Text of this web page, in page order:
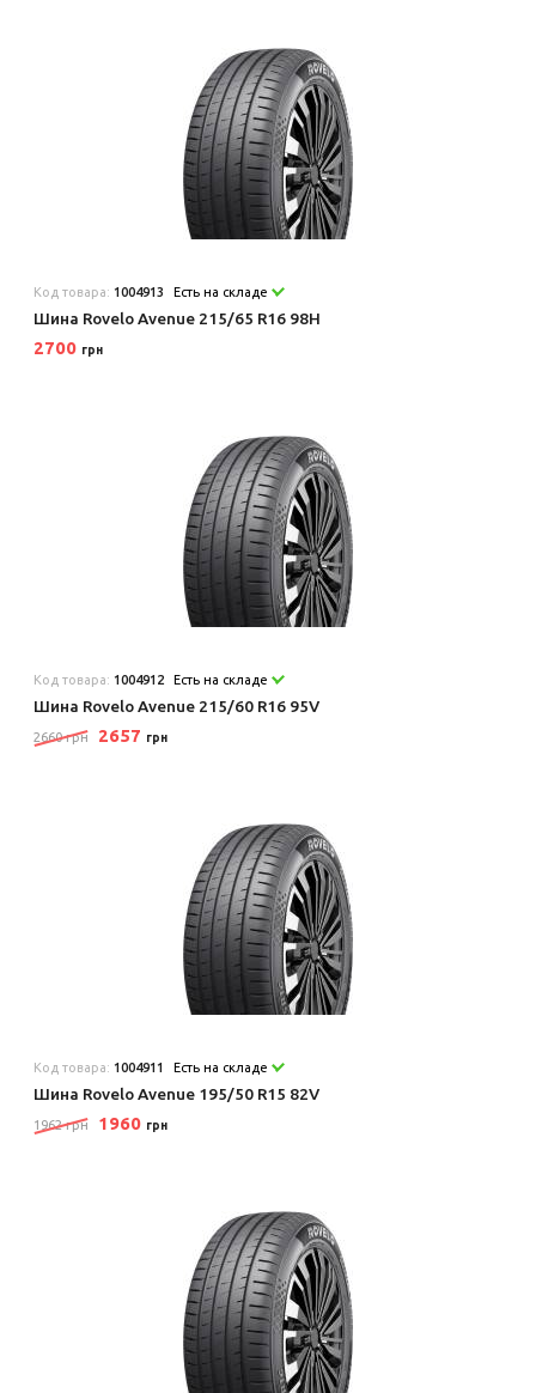
Код товара: 1004913 Есть на складе
Шина Rovelo Avenue 215/65 R16 98H
2700 грн
Код товара: 1004912 Есть на складе
Шина Rovelo Avenue 215/60 R16 95V
2660 грн 2657 грн
Код товара: 1004911 Есть на складе
Шина Rovelo Avenue 195/50 R15 82V
1962 грн 1960 грн